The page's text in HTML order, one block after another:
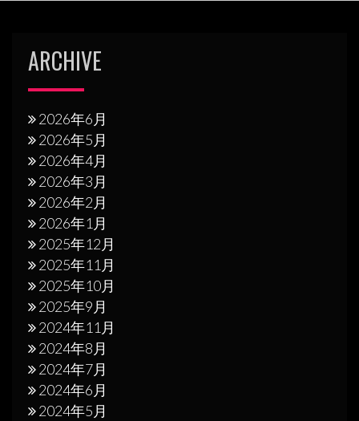
ARCHIVE
2026年6月
2026年5月
2026年4月
2026年3月
2026年2月
2026年1月
2025年12月
2025年11月
2025年10月
2025年9月
2024年11月
2024年8月
2024年7月
2024年6月
2024年5月